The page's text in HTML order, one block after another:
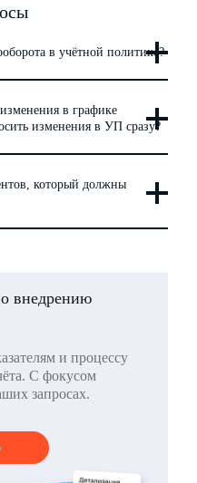
в учётной политике?
в графике
изменения в УП сразу?
который должны
внедрению
и процессу
С фокусом
запросах.